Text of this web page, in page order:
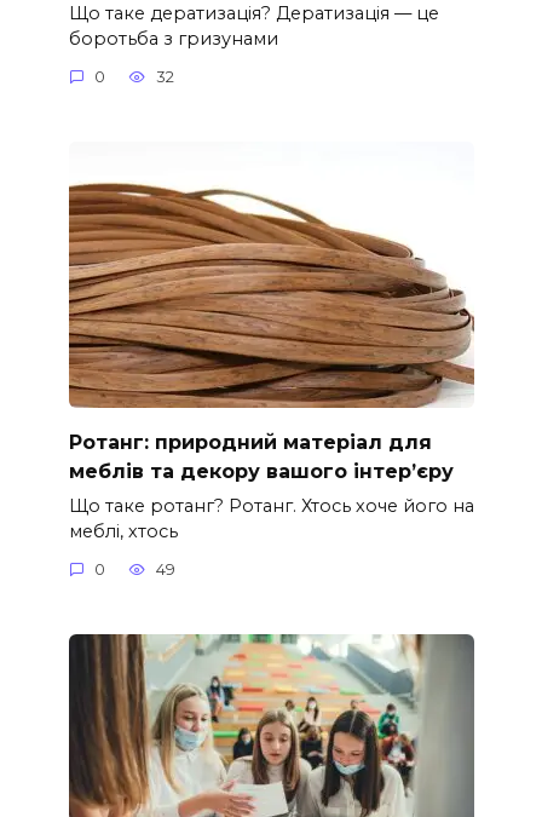
Що таке дератизація? Дератизація — це
боротьба з гризунами
0 32
Ротанг: природний матеріал для
меблів та декору вашого інтер’єру
Що таке ротанг? Ротанг. Хтось хоче його на
меблі, хтось
0 49